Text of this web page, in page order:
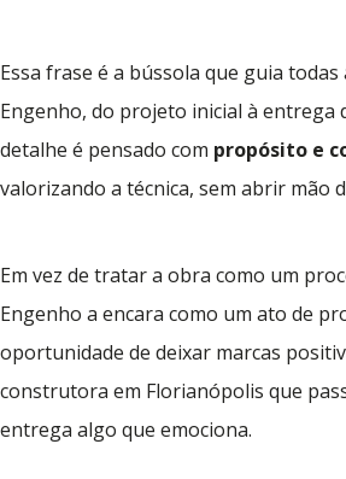
Essa frase é a bússola que guia todas
Engenho, do projeto inicial à entrega
detalhe é pensado com propósito e
valorizando a técnica, sem abrir mão
Em vez de tratar a obra como um
Engenho a encara como um ato de
oportunidade de deixar marcas
construtora em Florianópolis que
entrega algo que emociona.